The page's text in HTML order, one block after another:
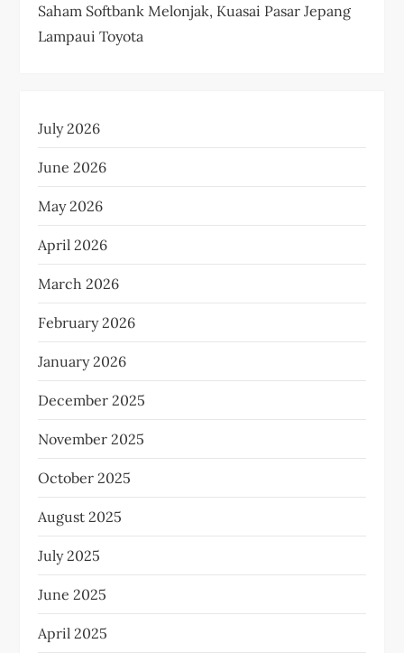
Saham Softbank Melonjak, Kuasai Pasar Jepang
Lampaui Toyota
July 2026
June 2026
May 2026
April 2026
March 2026
February 2026
January 2026
December 2025
November 2025
October 2025
August 2025
July 2025
June 2025
April 2025